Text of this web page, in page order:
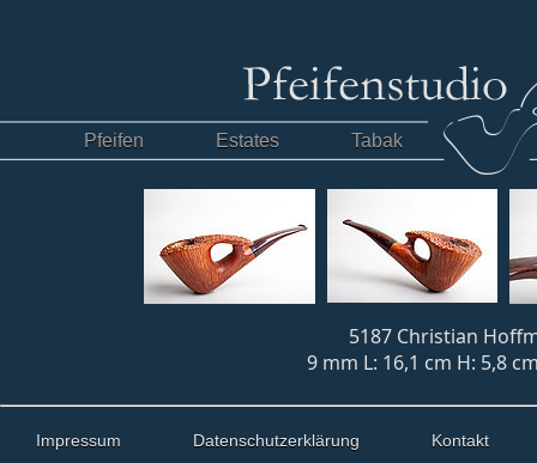
Pfeifen Estates Tabak
5187 Christian
9 mm L: 16,1 cm H: 5,8
Impressum Datenschutzerklärung Kontakt